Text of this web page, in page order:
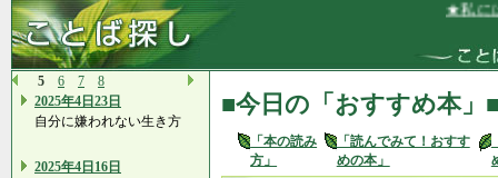
★私には
5 6 7
8
2025年4日23日
自分に嫌われない生き方
2025年4日16日
■今日の「おすすめ本」
「本の読み
方」
「読んでみて！おすす
めの本」